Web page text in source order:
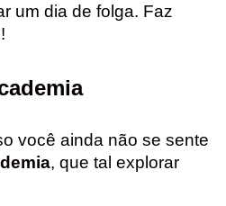
um dia de folga. Faz
você ainda não se sente
, que tal explorar